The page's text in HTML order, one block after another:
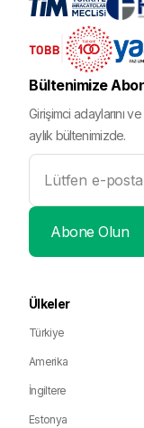
Bültenimize
Girişimci adaylarını
aylık bültenimizde.
Ülkeler
Türkiye
Amerika
İngiltere
Estonya